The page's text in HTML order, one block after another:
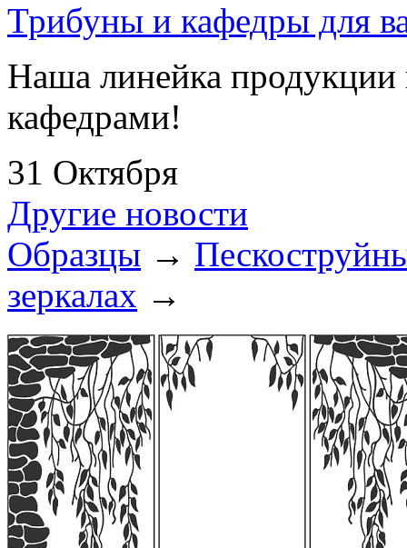
Трибуны и кафедры для
Наша линейка
кафедрами!
31 Октября
Другие новости
Образцы →
зеркалах →